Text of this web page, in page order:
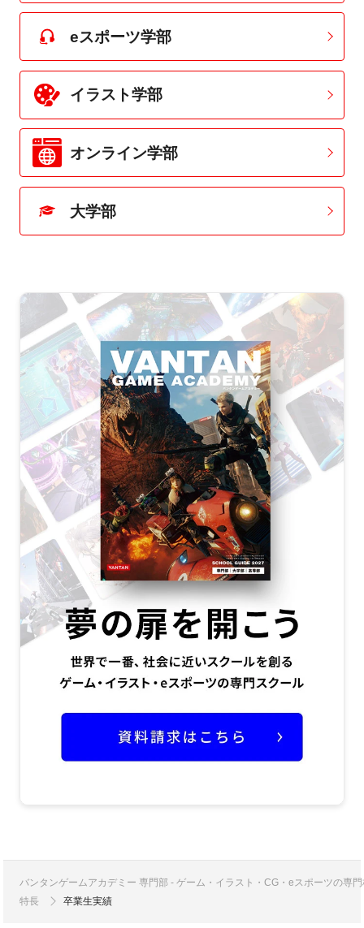
eスポーツ学部
イラスト学部
オンライン学部
大学部
バンタンゲームアカデミー 専門部 - ゲーム・イラスト・CG・eスポーツの専
特長
卒業生実績